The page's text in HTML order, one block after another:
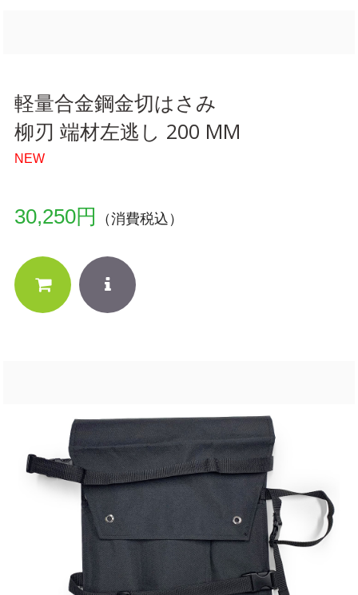
軽量合金鋼金切はさみ
柳刃 端材左逃し 200 MM
NEW
30,250円 （消費税込）